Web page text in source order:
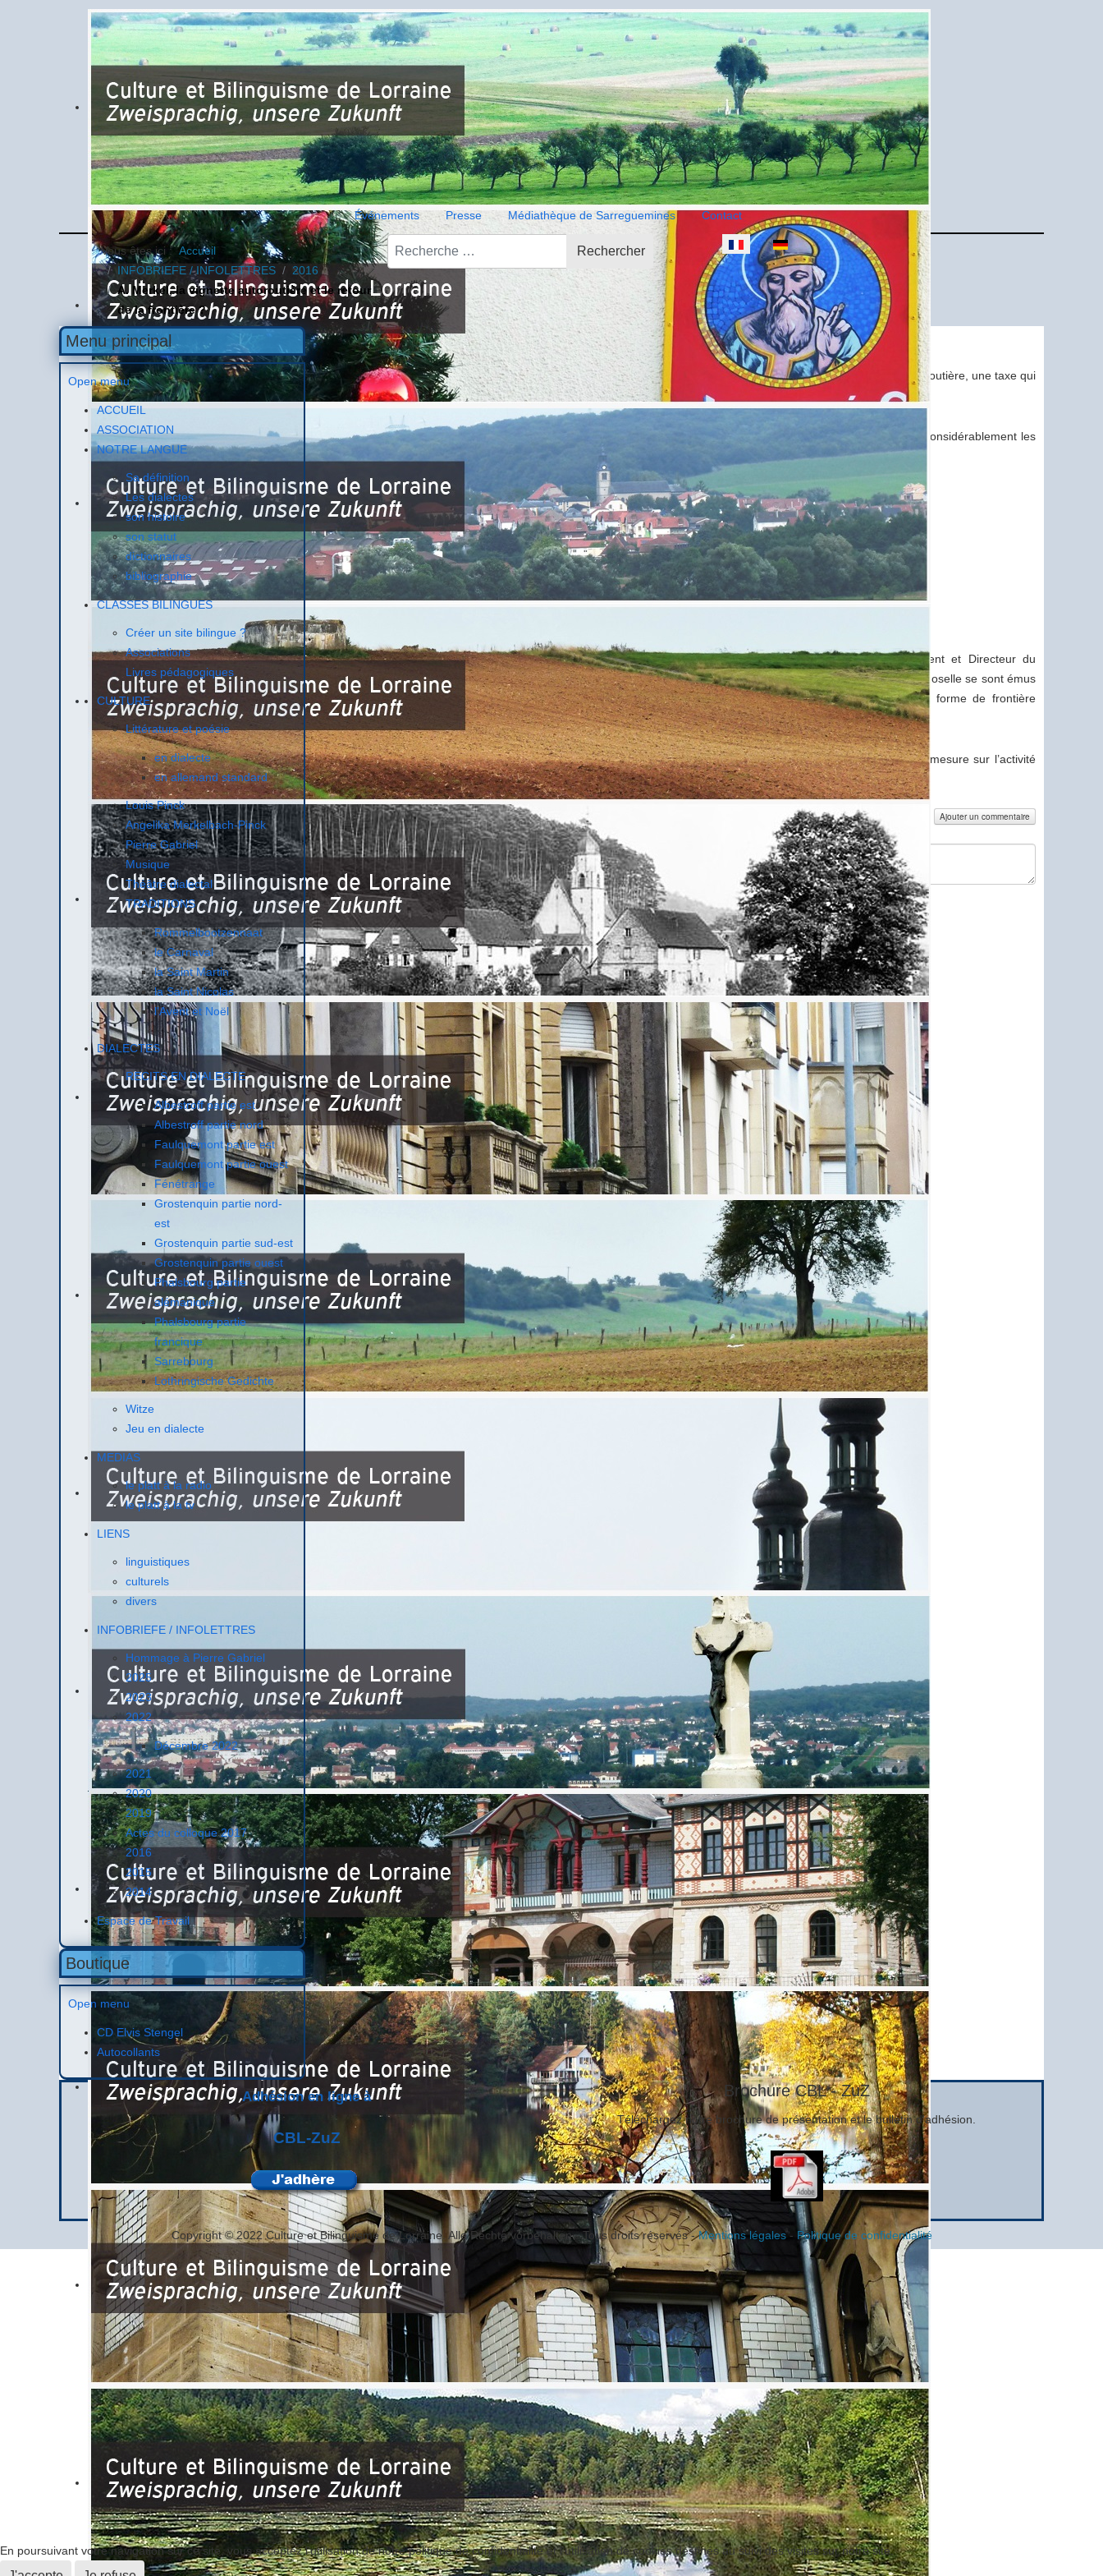
Événements Presse Médiathèque de Sarreguemines Contact
Vous êtes ici :Accueil
INFOBRIEFE / INFOLETTRES
2016
A. Merkel, la vignette autoroutière et le retour
de la frontière ?
Rechercher
Rechercher
Sélectionnez votre langue
Menu principal
Open menu
ACCUEIL
ASSOCIATION
NOTRE LANGUE
Sa définition
Les dialectes
son histoire
son statut
dictionnaires
bibliographie
CLASSES BILINGUES
Créer un site bilingue ?
Associations
Livres pédagogiques
CULTURE
Littérature et poésie
en dialecte
en allemand standard
Louis Pinck
Angelika Merkelbach-Pinck
Pierre Gabriel
Musique
Théâtre dialectal
TRADITIONS
Rommelbootzennaat
le Carnaval
la Saint Martin
la Saint Nicolas
l'Avent et Noël
DIALECTES
RECITS EN DIALECTE
Albestroff partie est
Albestroff partie nord
Faulquemont partie est
Faulquemont partie ouest
Fénétrange
Grostenquin partie nord-
est
Grostenquin partie sud-est
Grostenquin partie ouest
Phalsbourg partie
alémanique
Phalsbourg partie
francique
Sarrebourg
Lothringische Gedichte
Witze
Jeu en dialecte
MEDIAS
le platt à la radio
le platt à la tv
LIENS
linguistiques
culturels
divers
INFOBRIEFE / INFOLETTRES
Hommage à Pierre Gabriel
2025
2023
2022
Décembre 2022
2021
2020
2019
Actes du colloque 2017
2016
2015
2014
Espace de Travail
Boutique
Open menu
CD Elvis Stengel
Autocollants
A. Merkel, la vignette autoroutière et le retour de la frontière ?
Le ministre allemand des Transports Alexander Dobrindt a finalement réussi à faire passer son projet de vignette autoroutière, une taxe qui
deviendrait effective à compter de 2018/2019.
Cette décision unilatérale qui fait bien peu de cas des contingences régionales pourrait avoir pour effet de freiner considérablement les
déplacements de résidents français en direction de l’Allemagne.
Les représentants sarrois et mosellans de l’Eurodistrict, Roland Roth, le Président, Peter Gillo, le Vice-Président et Directeur du
Regionalverband de Sarrebruck, et Gilbert Schuh, délégué aux relations transfrontalières pour le Département de la Moselle se sont émus
dans un article du Républicain Lorrain en date du 9 décembre dernier de cette décision qui réinstaurerait une forme de frontière
(financière) entre la France et l’Allemagne (ndlr) et pénaliserait les travailleurs frontaliers.
Charlotte Britz, Oberbürgermeisterin de Sarrebruck, s’est quant à elle inquiétée des répercussions négatives de la mesure sur l’activité
commerciale de sa ville qui dépend pour une part importante de la clientèle française.
Commentaires (0) Ajouter un commentaire
Comments est propulsé parCComment
Adhésion en ligne à
CBL-ZuZ
Brochure CBL - ZuZ
Téléchargez notre brochure de présentation et le bulletin d'adhésion.
Copyright © 2022 Culture et Bilinguisme de Lorraine. Alle Rechte vorbehalten - Tous droits réservés -Mentions légales- Politique de confidentialité
En poursuivant votre navigation sur ce site, vous acceptez l’utilisation de notre politique de confidentialité et l’utilisation de cookies destinés au suivi des visites sur notre site.